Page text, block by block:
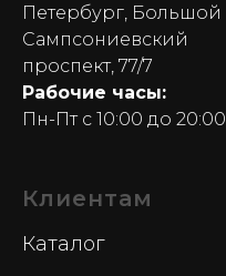
Петербург, Большой
Сампсониевский
проспект, 77/7
Рабочие часы:
Пн-Пт с 10:00 до 20:00
Клиентам
Каталог